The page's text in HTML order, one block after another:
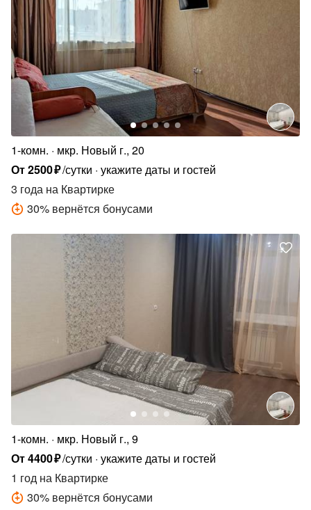
1-комн.
мкр. Новый г., 20
От2500₽/сутки укажите даты и гостей
3 года на Квартирке
30% вернётся бонусами
1-комн.
мкр. Новый г., 9
От4400₽/сутки укажите даты и гостей
1 год на Квартирке
30% вернётся бонусами